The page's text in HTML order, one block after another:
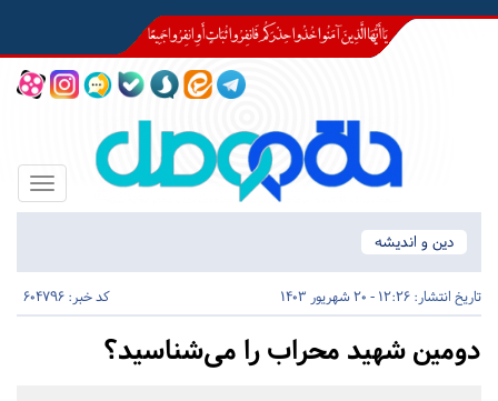
Toggle
دین و اندیشه
تاریخ انتشار: 12:26 - 20 شهریور 1403 کد خبر: 604796
دومین شهید محراب را می‌شناسید؟